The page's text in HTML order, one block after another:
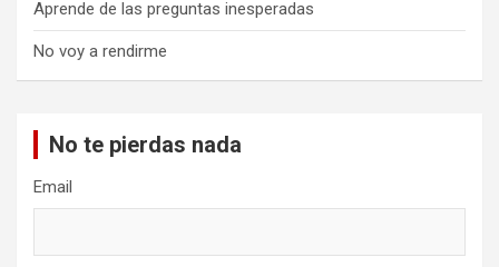
Aprende de las preguntas inesperadas
No voy a rendirme
No te pierdas nada
Email